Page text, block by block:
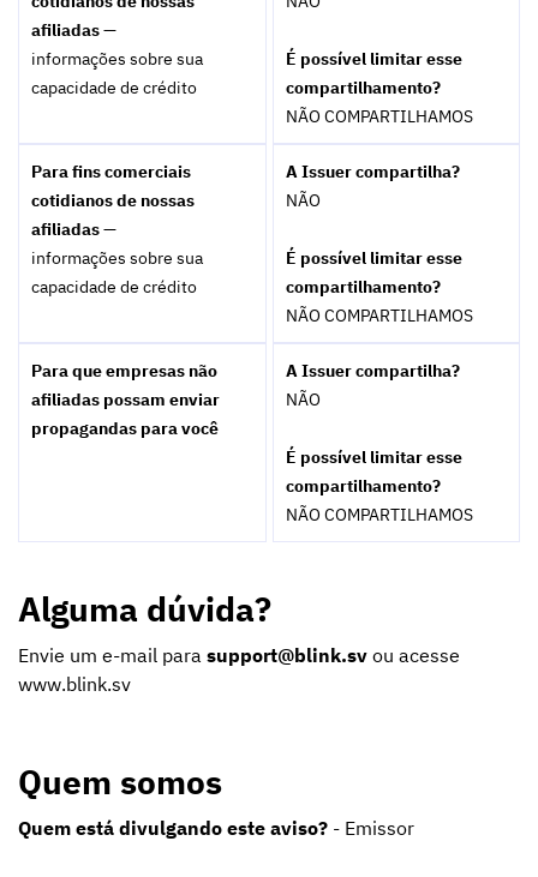
afiliadas —
informações sobre sua
capacidade de crédito
É possível limitar esse
compartilhamento?
NÃO COMPARTILHAMOS
Para fins comerciais
cotidianos de nossas
afiliadas —
informações sobre sua
capacidade de crédito
A Issuer compartilha?
NÃO
É possível limitar esse
compartilhamento?
NÃO COMPARTILHAMOS
Para que empresas não
afiliadas possam enviar
propagandas para você
A Issuer compartilha?
NÃO
É possível limitar esse
compartilhamento?
NÃO COMPARTILHAMOS
Alguma dúvida?
Envie um e-mail para support@blink.sv ou acesse
www.blink.sv
Quem somos
Quem está divulgando este aviso? - Emissor